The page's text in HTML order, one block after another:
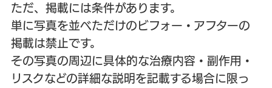
ただ、掲載には条件があります。
単に写真を並べただけのビフォー・アフターの
掲載は禁止です。
その写真の周辺に具体的な治療内容・副作用・
リスクなどの詳細な説明を記載する場合に限っ